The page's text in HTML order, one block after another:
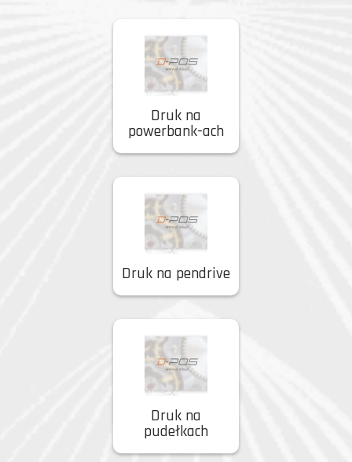
Druk na
powerbank-ach
Druk na pendrive
Druk na
pudełkach